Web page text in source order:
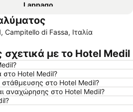
Lappago
Bressanone a prima vista
Lago di Dobbiaco
di Fassa, Ιταλία
με το Hotel Medil
στο Hotel Medil?
στο Hotel Medil?
αναχώρησης στο Hotel Medil?